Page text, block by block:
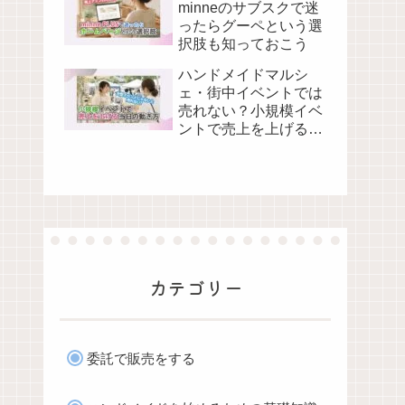
minneのサブスクで迷
ったらグーペという選
択肢も知っておこう
ハンドメイドマルシ
ェ・街中イベントでは
売れない？小規模イベ
ントで売上を上げる当
カテゴリー
委託で販売をする